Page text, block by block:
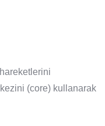
(core) kullanarak